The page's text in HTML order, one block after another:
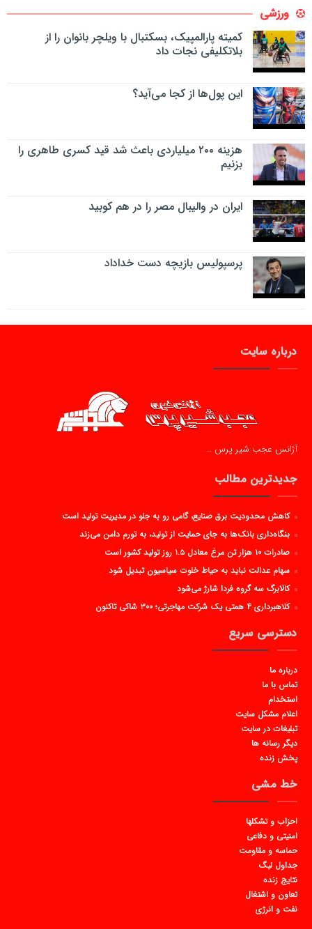
ورزشی
کمیته پارالمپیک، بسکتبال با ویلچر بانوان را از
بلاتکلیفی نجات داد
این پول‌ها از کجا می‌آید؟
هزینه ۲۰۰ میلیاردی باعث شد قید کسری طاهری را
بزنیم
ایران در والیبال مصر را در هم کوبید
پرسپولیس بازیچه دست خداداد
درباره سایت
آژانس عجب شیر پرس …
جدیدترین مطالب
کاهش محدودیت برق صنایع، گامی رو به جلو در مدیریت تولید است
بنگاه‌داری بانک‌ها به جای حمایت از تولید، به تورم دامن می‌زند
صادرات ۱۰ هزار تن مرغ معادل ۱.۵ روز تولید کشور است
سهام عدالت نباید به حیاط خلوت سیاسیون تبدیل شود
کالابرگ سه گروه فردا شارژ می‌شود
کلاهبرداری ۴ همتی یک شرکت مهاجرتی؛ ۳۰۰ شاکی تاکنون
دسترسی سریع
درباره ما
تماس با ما
استخدام
اعلام مشکل سایت
تبلیغات در سایت
دیگر رسانه ها
پخش زنده
خط مشی
احزاب و تشکلها
امنیتی و دفاعی
حماسه و مقاومت
جداول لیگ
نتایج زنده
تعاون و اشتغال
نفت و انرژی